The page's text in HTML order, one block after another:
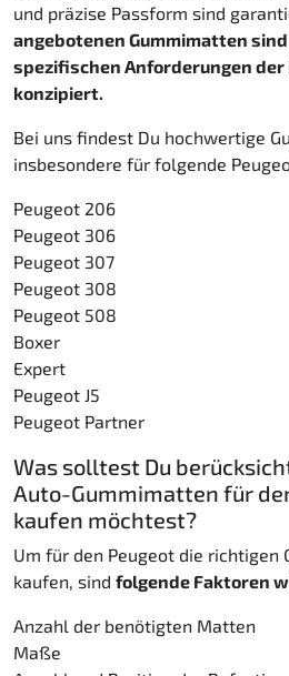
und präzise Passform sind
angebotenen Gummimatten
spezifischen Anforderungen der
konzipiert.
Bei uns findest Du hochwertige
insbesondere für folgende
Peugeot 206
Peugeot 306
Peugeot 307
Peugeot 308
Peugeot 508
Boxer
Expert
Peugeot J5
Peugeot Partner
Was solltest Du
Auto-Gummimatten für
kaufen möchtest?
Um für den Peugeot die richtigen
kaufen, sind folgende Faktoren
Anzahl der benötigten Matten
Maße